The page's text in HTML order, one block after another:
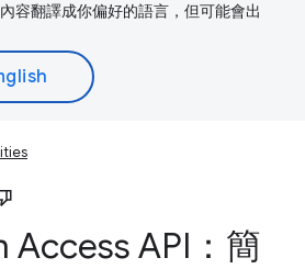
容翻譯成你偏好的語言，但可能會出
Access API：簡